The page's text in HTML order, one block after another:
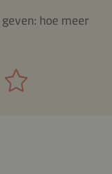
hoe meer